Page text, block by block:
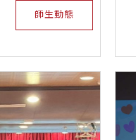
師生動態